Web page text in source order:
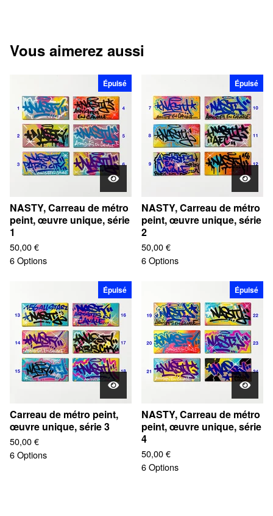
Vous aimerez aussi
Épuisé
NASTY, Carreau de métro
peint, œuvre unique, série
1
50,00€
6 Options
Épuisé
NASTY, Carreau de métro
peint, œuvre unique, série
2
50,00€
6 Options
Épuisé
Carreau de métro peint,
œuvre unique, série 3
50,00€
6 Options
Épuisé
NASTY, Carreau de métro
peint, œuvre unique, série
4
50,00€
6 Options